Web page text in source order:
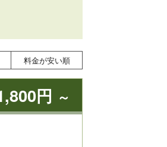
料金が安い順
円 ～